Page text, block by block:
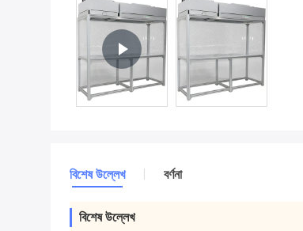
বিশেষ উল্লেখ বর্ণনা
বিশেষ উল্লেখ